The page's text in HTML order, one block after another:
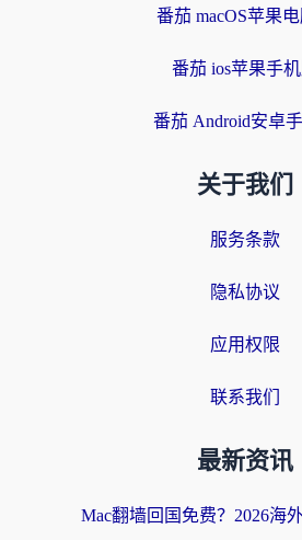
番茄 macOS苹果
番茄 ios苹果手
番茄 Android安卓
关于我们
服务条款
隐私协议
应用权限
联系我们
最新资讯